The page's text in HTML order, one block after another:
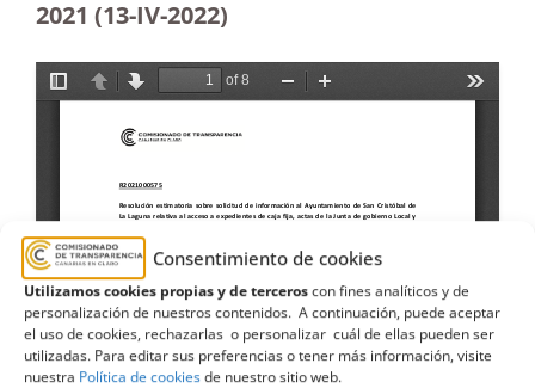
Consentimiento de cookies
Utilizamos cookies propias y de terceroscon fines analíticos y de
personalización de nuestros contenidos. A continuación, puede aceptar
el uso de cookies, rechazarlas o personalizar cuál de ellas pueden ser
utilizadas. Para editar sus preferencias o tener más información, visite
nuestra Política de cookiesde nuestro sitio web.
2021 (13-IV-2022)